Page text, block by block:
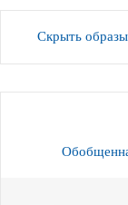
Скрыть образы